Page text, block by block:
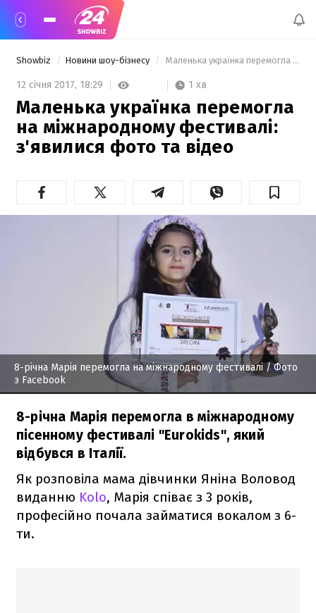
Showbiz Новини шоу-бізнесу Маленька українка перемогла на міжнародному фестивалі: з'явилися фото та відео
12 січня 2017, 18:29 1 хв
Маленька українка перемогла
на міжнародному фестивалі:
з'явилися фото та відео
8-річна Марія перемогла на міжнародному фестивалі / Фото
з Facebook
8-річна Марія перемогла в міжнародному
пісенному фестивалі "Eurokids", який
відбувся в Італії.
Як розповіла мама дівчинки Яніна Воловод
виданню Kolo, Марія співає з 3 років,
професійно почала займатися вокалом з 6-
ти.